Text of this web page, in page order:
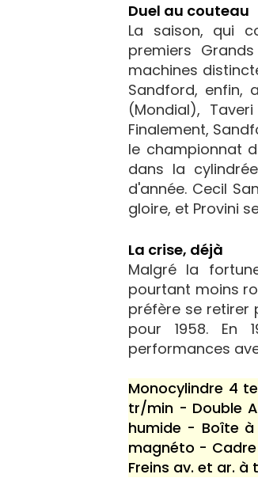
Duel au couteau
La saison, qui
premiers
machines
Sandford, enfin,
(Mondial),
Finalement,
le championnat
dans la
d'année. Cecil
gloire, et Provini
La crise, déjà
Malgré la
pourtant moins
préfère se retirer
pour 1958. En
performances
Monocylindre 4
tr/min - Double
humide - Boîte
magnéto -
Freins av. et ar. à